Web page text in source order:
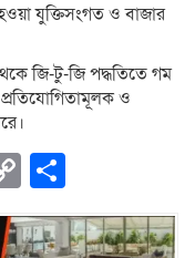
হওয়া যুক্তিসংগত ও বাজার
থেকে জি-টু-জি পদ্ধতিতে গম
প্রতিযোগিতামূলক ও
Copy
Link